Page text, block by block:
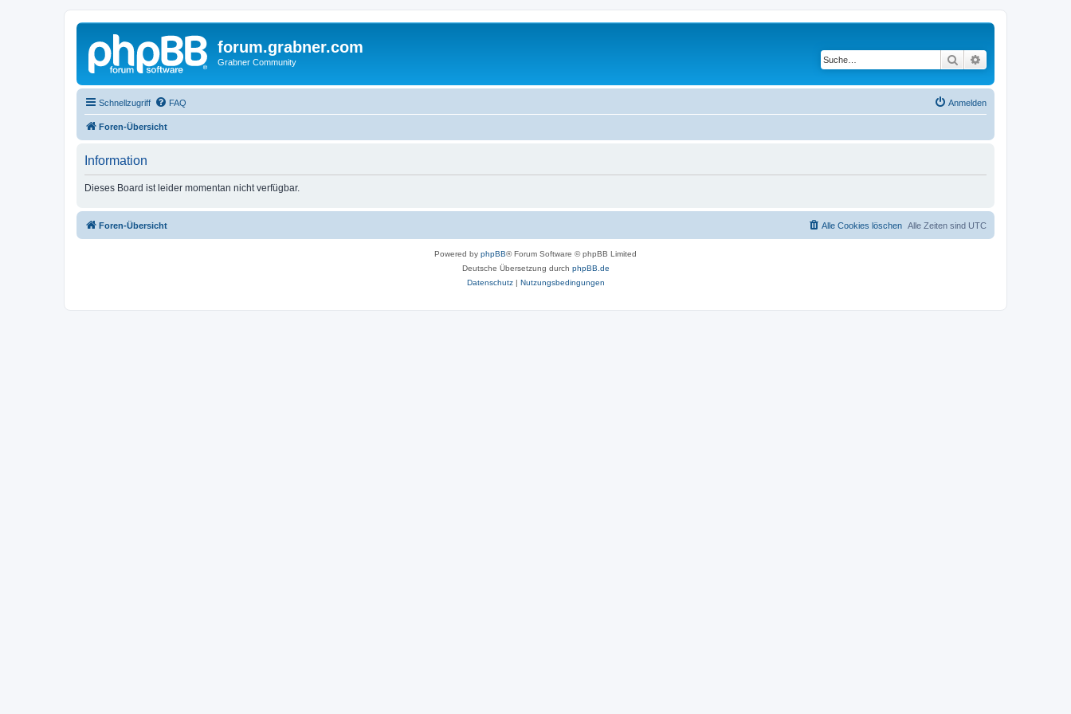
forum.grabner.com
Grabner Community Suche
Schnellzugriff FAQ Anmelden
Foren-Übersicht
Information
Dieses Board ist leider momentan nicht verfügbar.
Foren-Übersicht Alle Zeiten sind UTC
Alle Cookies löschen
Powered by phpBB® Forum Software © phpBB Limited
Deutsche Übersetzung durch phpBB.de
Datenschutz| Nutzungsbedingungen